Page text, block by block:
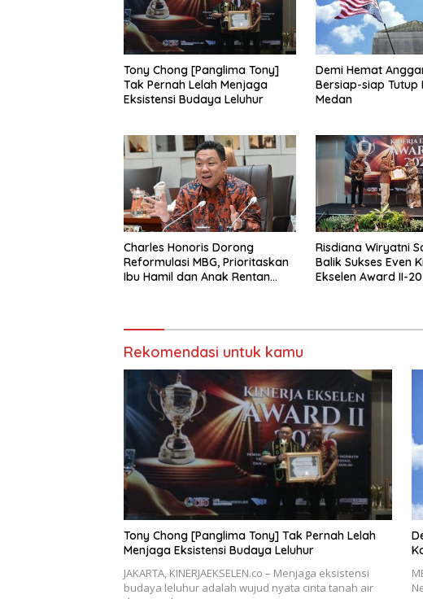
Tony Chong [Panglima Tony]
Tak Pernah Lelah Menjaga
Eksistensi Budaya Leluhur
Demi Hemat
Bersiap-siap Tutup
Medan
Charles Honoris Dorong
Reformulasi MBG, Prioritaskan
Ibu Hamil dan Anak Rentan
Risdiana Wiryatni
Balik Sukses Even
Ekselen Award II-
Rekomendasi untuk kamu
Tony Chong [Panglima Tony] Tak Pernah Lelah
Menjaga Eksistensi Budaya Leluhur
JAKARTA, KINERJAEKSELEN.co – Menjaga eksistensi
budaya leluhur adalah wujud nyata cinta tanah air